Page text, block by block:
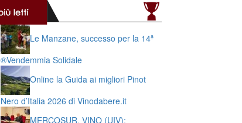
Le Manzane, successo per la 14ª
®️Vendemmia Solidale
Online la Guida ai migliori Pinot
Nero d’Italia 2026 di Vinodabere.it
MERCOSUR, VINO (UIV):